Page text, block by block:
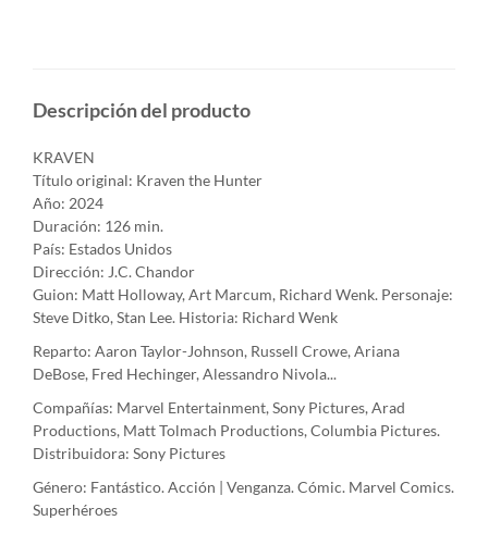
Descripción del producto
KRAVEN
Título original: Kraven the Hunter
Año: 2024
Duración: 126 min.
País: Estados Unidos
Dirección: J.C. Chandor
Guion: Matt Holloway, Art Marcum, Richard Wenk. Personaje:
Steve Ditko, Stan Lee. Historia: Richard Wenk
Reparto: Aaron Taylor-Johnson, Russell Crowe, Ariana
DeBose, Fred Hechinger, Alessandro Nivola...
Compañías: Marvel Entertainment, Sony Pictures, Arad
Productions, Matt Tolmach Productions, Columbia Pictures.
Distribuidora: Sony Pictures
Género: Fantástico. Acción | Venganza. Cómic. Marvel Comics.
Superhéroes